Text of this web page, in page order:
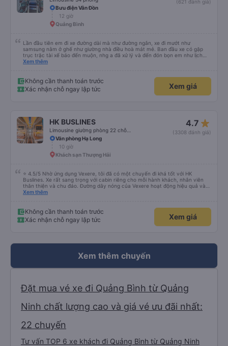
(621 đánh giá)
Bưu điện Vân Đồn
12 giờ
Quảng Bình
Lần đầu tiên em đi xe đường dài mà như đường ngắn, xe đi mướt như
samsung nằm ở ghế như giường nhà điều hoà mát mẻ. Ban đầu xe có gặp
trục trặc tài xế báo đến muộn, nhg a đã xử lý và đến đón bọn em như lịch
trên hệ thống. Anh tài xế Văn Sĩ quá vui tính và nhiệt tình, trời mưa gió đã
Xem thêm
Không cần thanh toán trước
Xác nhận chỗ ngay lập tức
Xem giá
HK BUSLINES 4.7 star_rate
(3308 đánh giá)
Văn phòng Hạ Long
10 giờ
Khách sạn Thượng Hải
⭐ 4.5/5 Nhờ ứng dụng Vexere, tôi đã có một chuyến đi khá tốt với HK
Buslines. Xe rất sang trọng với cabin riêng cho mỗi hành khách, nhân viên
thân thiện và chu đáo. Đường dây nóng của Vexere hoạt động hiệu quả và
thể hiện trách nhiệm với khách hàng. Nhược điểm: -0.5 sao vì quy trình đặt
phòng đại diện của công ty, không phải ở nhà tôi :) Ưu điểm: Xe buýt khởi
hành và đến đúng giờ. Điểm đón khách chính xác tại địa điểm đã đăng ký.
Nhân viên chuyên nghiệp và hữu ích. Nhìn chung, tôi đánh giá 4.5 sao cho
vụ nhiệt tình. Đường dây nóng của Vexere làm việc hiệu quả, có trách nhiệm
với khách hàng. Điểm trừ: -0,5 sao thời gian thao tác trên ứng dụng quá
đăng ký. Nhân viên chuyên nghiệp, Nhiệt tình, mình đánh giá 4,5 sao cho cả
app Vexere và HK Busline và hãng sẽ ngày phát triển để mang lại trải
Xem thêm
Không cần thanh toán trước
Xác nhận chỗ ngay lập tức
Xem giá
Xem thêm chuyến
Đặt mua vé xe đi Quảng Bình từ Quảng
Ninh chất lượng cao và giá vé ưu đãi nhất:
22 chuyến
Tư vấn TOP 6 xe khách đi Quảng Bình từ Quảng Ninh